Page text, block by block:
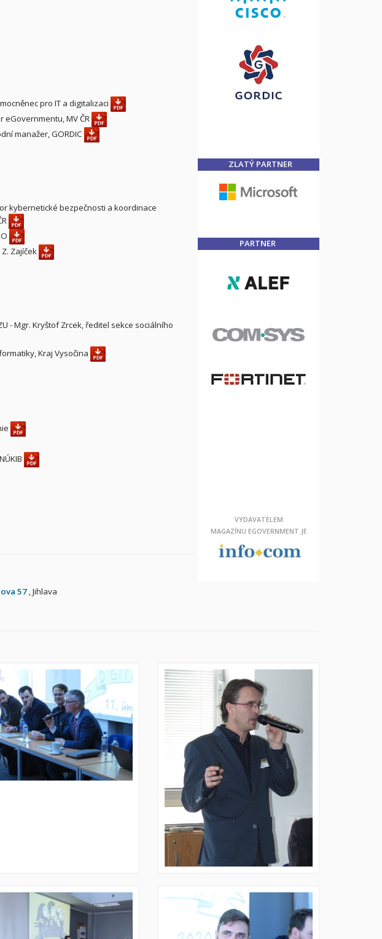
ZLATÝ PARTNER
PARTNER
VYDAVATELEM
MAGAZÍNU EGOVERNMENT JE
pro IT a digitalizaci
eGovernmentu, MV ČR
manažer, GORDIC
kybernetické bezpečnosti a koordinace
Z. Zajíček
- Mgr. Kryštof Zrcek, ředitel sekce sociálního
Kraj Vysočina
57, Jihlava